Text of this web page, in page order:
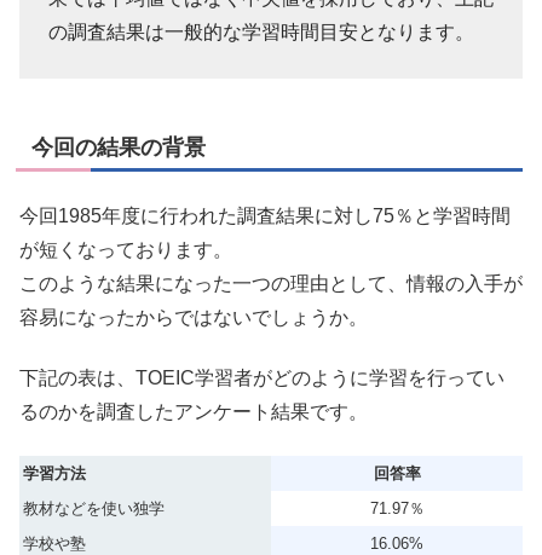
の調査結果は一般的な学習時間目安となります。
今回の結果の背景
今回1985年度に行われた調査結果に対し75％と学習時間
が短くなっております。
このような結果になった一つの理由として、情報の入手が
容易になったからではないでしょうか。
下記の表は、TOEIC学習者がどのように学習を行ってい
るのかを調査したアンケート結果です。
学習方法
回答率
教材などを使い独学
71.97％
学校や塾
16.06%